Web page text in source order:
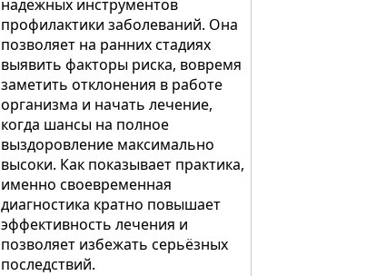
надёжных инструментов
профилактики заболеваний. Она
позволяет на ранних стадиях
выявить факторы риска, вовремя
заметить отклонения в работе
организма и начать лечение,
когда шансы на полное
выздоровление максимально
высоки. Как показывает практика,
именно своевременная
диагностика кратно повышает
эффективность лечения и
позволяет избежать серьёзных
последствий.